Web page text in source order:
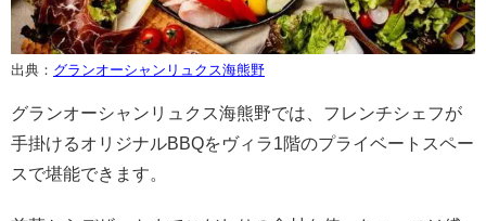
出典： グランオーシャンリュクス海熊野
グランオーシャンリュクス海熊野では、フレンチシェフが
手掛けるオリジナルBBQをヴィラ1階のプライベートスペー
スで堪能できます。